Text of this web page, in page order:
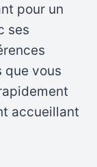
pour un
ses
que vous
accueillant